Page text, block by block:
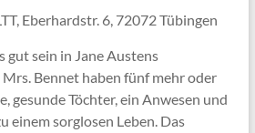
Eberhardstr. 6, 72072 Tübingen
gut sein in Jane Austens
Bennet haben fünf mehr oder
gesunde Töchter, ein Anwesen und
einem sorglosen Leben. Das